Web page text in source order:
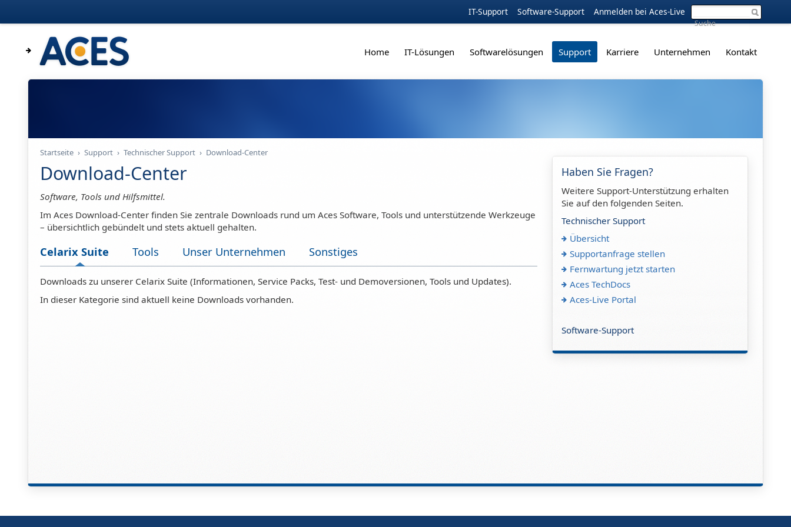
IT-Support Software-Support Anmelden bei Aces-Live
Home IT-Lösungen Softwarelösungen Support Karriere Unternehmen Kontakt
Startseite › Support › Technischer Support › Download-Center
Download-Center
Software, Tools und Hilfsmittel.
Im Aces Download-Center finden Sie zentrale Downloads rund um Aces Software, Tools und unterstützende Werkzeuge
– übersichtlich gebündelt und stets aktuell gehalten.
Celarix Suite Tools Unser Unternehmen Sonstiges
Downloads zu unserer Celarix Suite (Informationen, Service Packs, Test- und Demoversionen, Tools und Updates).
In dieser Kategorie sind aktuell keine Downloads vorhanden.
Haben Sie Fragen?
Weitere Support-Unterstützung erhalten
Sie auf den folgenden Seiten.
Technischer Support
Übersicht
Supportanfrage stellen
Fernwartung jetzt starten
Aces TechDocs
Aces-Live Portal
Software-Support